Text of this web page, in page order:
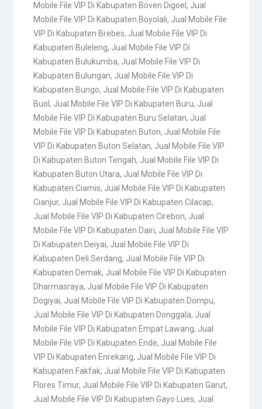
Mobile File VIP Di Kabupaten Boven Digoel , Jual
Mobile File VIP Di Kabupaten Boyolali, Jual Mobile File
VIP Di Kabupaten Brebes, Jual Mobile File VIP Di
Kabupaten Buleleng, Jual Mobile File VIP Di
Kabupaten Bulukumba, Jual Mobile File VIP Di
Kabupaten Bulungan, Jual Mobile File VIP Di
Kabupaten Bungo, Jual Mobile File VIP Di Kabupaten
Buol , Jual Mobile File VIP Di Kabupaten Buru, Jual
Mobile File VIP Di Kabupaten Buru Selatan, Jual
Mobile File VIP Di Kabupaten Buton, Jual Mobile File
VIP Di Kabupaten Buton Selatan, Jual Mobile File VIP
Di Kabupaten Buton Tengah, Jual Mobile File VIP Di
Kabupaten Buton Utara, Jual Mobile File VIP Di
Kabupaten Ciamis, Jual Mobile File VIP Di Kabupaten
Cianjur, Jual Mobile File VIP Di Kabupaten Cilacap,
Jual Mobile File VIP Di Kabupaten Cirebon, Jual
Mobile File VIP Di Kabupaten Dairi, Jual Mobile File VIP
Di Kabupaten Deiyai, Jual Mobile File VIP Di
Kabupaten Deli Serdang, Jual Mobile File VIP Di
Kabupaten Demak, Jual Mobile File VIP Di Kabupaten
Dharmasraya, Jual Mobile File VIP Di Kabupaten
Dogiyai, Jual Mobile File VIP Di Kabupaten Dompu,
Jual Mobile File VIP Di Kabupaten Donggala, Jual
Mobile File VIP Di Kabupaten Empat Lawang, Jual
Mobile File VIP Di Kabupaten Ende, Jual Mobile File
VIP Di Kabupaten Enrekang, Jual Mobile File VIP Di
Kabupaten Fakfak, Jual Mobile File VIP Di Kabupaten
Flores Timur, Jual Mobile File VIP Di Kabupaten Garut,
Jual Mobile File VIP Di Kabupaten Gayo Lues, Jual